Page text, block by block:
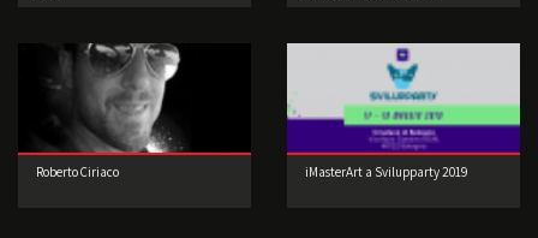
Roberto Ciriaco iMasterArt a Svilupparty 2019